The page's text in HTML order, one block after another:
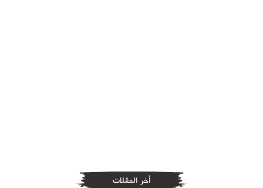
أخر المقلات